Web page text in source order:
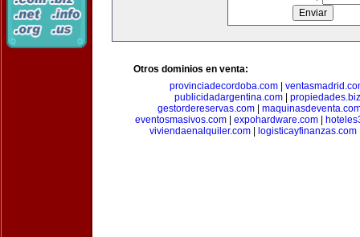
Otros dominios en venta:
provinciadecordoba.com
publicidadargentina.com| propiedades.biz
gestordereservas.com|
eventosmasivos.com
expohardware.com
viviendaenalquiler.com
logisticayfinanzas.com